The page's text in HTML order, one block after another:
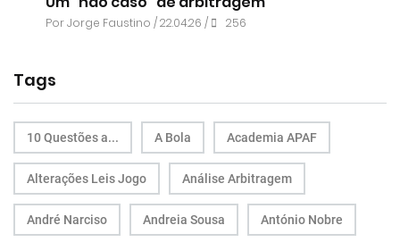
PorJorge Faustino / 22.04.26 / 256
Tags
10 Questões a... A Bola Academia APAF
Alterações Leis Jogo Análise Arbitragem
André Narciso Andreia Sousa António Nobre